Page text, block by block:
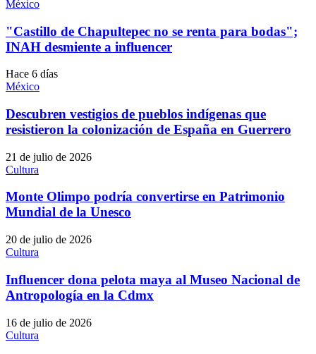
México
"Castillo de Chapultepec no se renta para bodas";
INAH desmiente a influencer
Hace 6 días
México
Descubren vestigios de pueblos indígenas que
resistieron la colonización de España en Guerrero
21 de julio de 2026
Cultura
Monte Olimpo podría convertirse en Patrimonio
Mundial de la Unesco
20 de julio de 2026
Cultura
Influencer dona pelota maya al Museo Nacional de
Antropología en la Cdmx
16 de julio de 2026
Cultura